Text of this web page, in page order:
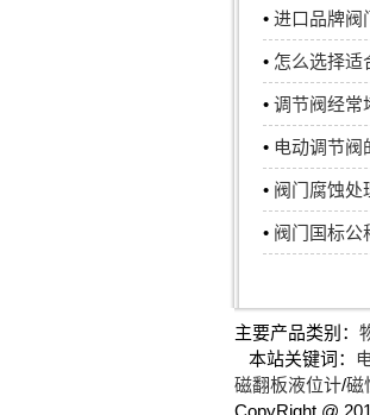
• 进口品牌阀
• 怎么选择适
• 调节阀经常
• 电动调节阀
• 阀门腐蚀处
• 阀门国标公
主要产品类别：
本站关键词：
磁翻板液位计/磁
CopyRight @